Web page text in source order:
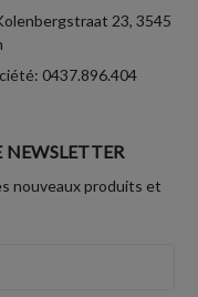
23, 3545
0437.896.404
nouveaux produits et